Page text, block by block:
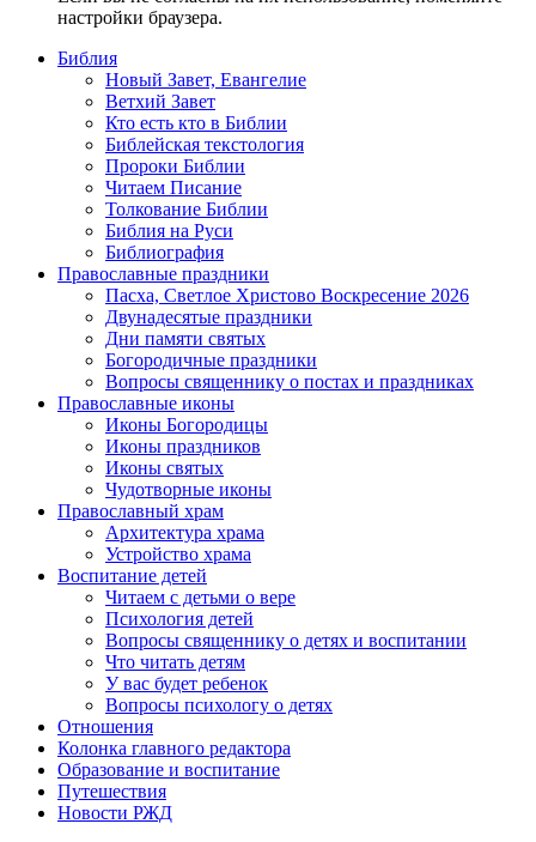
настройки браузера.
Библия
Новый Завет, Евангелие
Ветхий Завет
Кто есть кто в Библии
Библейская текстология
Пророки Библии
Читаем Писание
Толкование Библии
Библия на Руси
Библиография
Православные праздники
Пасха, Светлое Христово Воскресение 2026
Двунадесятые праздники
Дни памяти святых
Богородичные праздники
Вопросы священнику о постах и праздниках
Православные иконы
Иконы Богородицы
Иконы праздников
Иконы святых
Чудотворные иконы
Православный храм
Архитектура храма
Устройство храма
Воспитание детей
Читаем с детьми о вере
Психология детей
Вопросы священнику о детях и воспитании
Что читать детям
У вас будет ребенок
Вопросы психологу о детях
Отношения
Колонка главного редактора
Образование и воспитание
Путешествия
Новости РЖД